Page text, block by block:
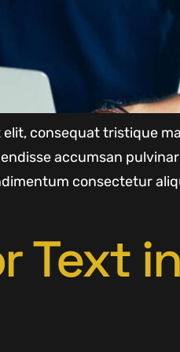
consequat tristique
accumsan
consectetur
Text